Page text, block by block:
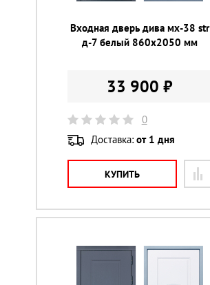
Входная дверь дива мх-38 str
д-7 белый 860х2050 мм
33 900 ₽
0
Доставка: от 1 дня
КУПИТЬ